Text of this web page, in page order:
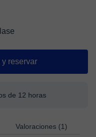
y reservar
de 12 horas
Valoraciones (1)